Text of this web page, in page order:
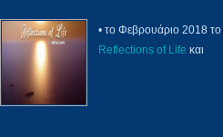
• το Φεβρουάριο 2018 το
Reflections of Life και